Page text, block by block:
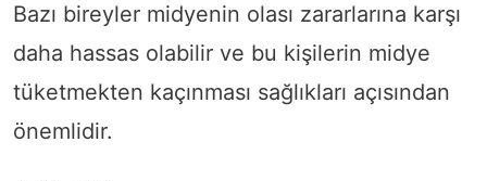
Bazı bireyler midyenin olası zararlarına karşı
daha hassas olabilir ve bu kişilerin midye
tüketmekten kaçınması sağlıkları açısından
önemlidir.